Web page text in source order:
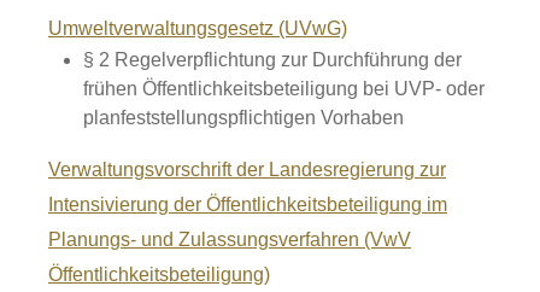
Umweltverwaltungsgesetz (UVwG)
§ 2 Regelverpflichtung zur Durchführung der
frühen Öffentlichkeitsbeteiligung bei UVP- oder
planfeststellungspflichtigen Vorhaben
Verwaltungsvorschrift der Landesregierung zur
Intensivierung der Öffentlichkeitsbeteiligung im
Planungs- und Zulassungsverfahren (VwV
Öffentlichkeitsbeteiligung)